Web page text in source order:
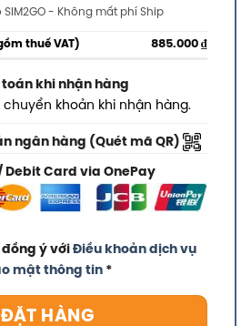
SIM2GO - Không mất phí Ship
thuế VAT) 885.000 ₫
toán khi nhận hàng
khoản khi nhận hàng.
ngân hàng (Quét mã QR)
Debit Card via OnePay
đồng ý vớiĐiều khoản dịch vụ
mật thông tin *
ĐẶT HÀNG